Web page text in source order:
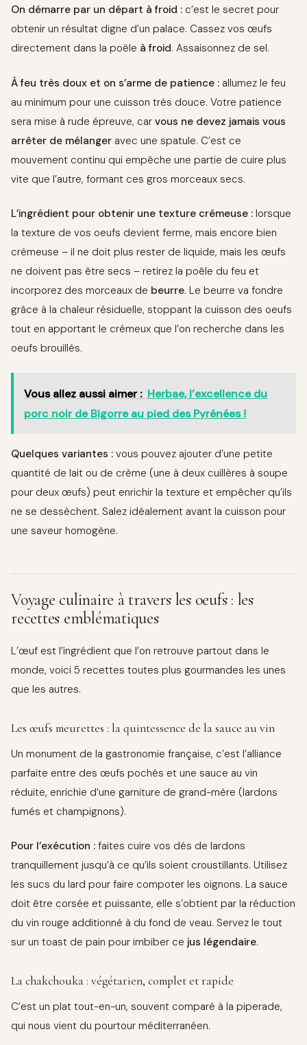
On démarre par un départ à froid : c’est le secret pour
obtenir un résultat digne d’un palace. Cassez vos œufs
directement dans la poêle à froid. Assaisonnez de sel.
À feu très doux et on s’arme de patience : allumez le feu
au minimum pour une cuisson très douce. Votre patience
sera mise à rude épreuve, car vous ne devez jamais vous
arrêter de mélanger avec une spatule. C’est ce
mouvement continu qui empêche une partie de cuire plus
vite que l’autre, formant ces gros morceaux secs.
L’ingrédient pour obtenir une texture crémeuse : lorsque
la texture de vos oeufs devient ferme, mais encore bien
crémeuse – il ne doit plus rester de liquide, mais les œufs
ne doivent pas être secs – retirez la poêle du feu et
incorporez des morceaux de beurre. Le beurre va fondre
grâce à la chaleur résiduelle, stoppant la cuisson des oeufs
tout en apportant le crémeux que l’on recherche dans les
oeufs brouillés.
Vous allez aussi aimer : Herbae, l’excellence du
porc noir de Bigorre au pied des Pyrénées !
Quelques variantes : vous pouvez ajouter d’une petite
quantité de lait ou de crème (une à deux cuillères à soupe
pour deux œufs) peut enrichir la texture et empêcher qu’ils
ne se dessèchent. Salez idéalement avant la cuisson pour
une saveur homogène.
Voyage culinaire à travers les oeufs : les
recettes emblématiques
L’œuf est l’ingrédient que l’on retrouve partout dans le
monde, voici 5 recettes toutes plus gourmandes les unes
que les autres.
Les œufs meurettes : la quintessence de la sauce au vin
Un monument de la gastronomie française, c’est l’alliance
parfaite entre des œufs pochés et une sauce au vin
réduite, enrichie d’une garniture de grand-mère (lardons
fumés et champignons).
Pour l’exécution : faites cuire vos dés de lardons
tranquillement jusqu’à ce qu’ils soient croustillants. Utilisez
les sucs du lard pour faire compoter les oignons. La sauce
doit être corsée et puissante, elle s’obtient par la réduction
du vin rouge additionné à du fond de veau. Servez le tout
sur un toast de pain pour imbiber ce jus légendaire.
La chakchouka : végétarien, complet et rapide
C’est un plat tout-en-un, souvent comparé à la piperade,
qui nous vient du pourtour méditerranéen.